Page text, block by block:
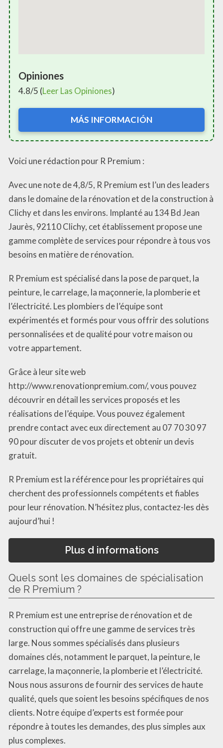
Opiniones
4.8/5 (Leer Las Opiniones)
MÁS INFORMACIÓN
Voici une rédaction pour R Premium :
Avec une note de 4,8/5, R Premium est l’un des leaders
dans le domaine de la rénovation et de la construction à
Clichy et dans les environs. Implanté au 134 Bd Jean
Jaurès, 92110 Clichy, cet établissement propose une
gamme complète de services pour répondre à tous vos
besoins en matière de rénovation.
R Premium est spécialisé dans la pose de parquet, la
peinture, le carrelage, la maçonnerie, la plomberie et
l’électricité. Les plombiers de l’équipe sont
expérimentés et formés pour vous offrir des solutions
personnalisées et de qualité pour votre maison ou
votre appartement.
Grâce à leur site web
http://www.renovationpremium.com/, vous pouvez
découvrir en détail les services proposés et les
réalisations de l’équipe. Vous pouvez également
prendre contact avec eux directement au 07 70 30 97
90 pour discuter de vos projets et obtenir un devis
gratuit.
R Premium est la référence pour les propriétaires qui
cherchent des professionnels compétents et fiables
pour leur rénovation. N’hésitez plus, contactez-les dès
aujourd’hui !
Plus d informations
Quels sont les domaines de spécialisation
de R Premium ?
R Premium est une entreprise de rénovation et de
construction qui offre une gamme de services très
large. Nous sommes spécialisés dans plusieurs
domaines clés, notamment le parquet, la peinture, le
carrelage, la maçonnerie, la plomberie et l’électricité.
Nous nous assurons de fournir des services de haute
qualité, quels que soient les besoins spécifiques de nos
clients. Notre équipe d’experts est formée pour
répondre à toutes les demandes, des plus simples aux
plus complexes.